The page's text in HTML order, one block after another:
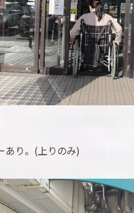
あり。(上りのみ)